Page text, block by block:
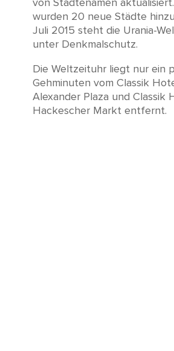
wurden 20 neue Städte
Juli 2015 steht die Urania-
unter Denkmalschutz.
Die Weltzeituhr liegt nur ein
Gehminuten vom Classik
Alexander Plaza und Classik
Hackescher Markt entfernt.